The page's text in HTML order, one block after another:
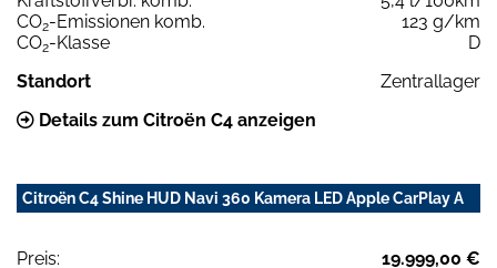
CO2-Emissionen komb.
123 g/km
CO2-Klasse
D
Standort
Zentrallager
Details zum Citroën C4 anzeigen
Citroën C4 Shine HUD Navi 360 Kamera LED Apple CarPlay A
Preis:
19.999,00 €